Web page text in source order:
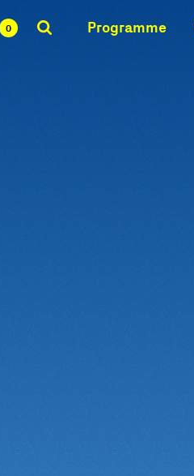
0 Programme